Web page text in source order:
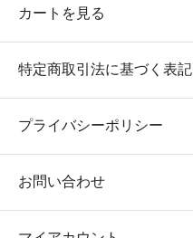
カートを見る
特定商取引法に基づく表記
プライバシーポリシー
お問い合わせ